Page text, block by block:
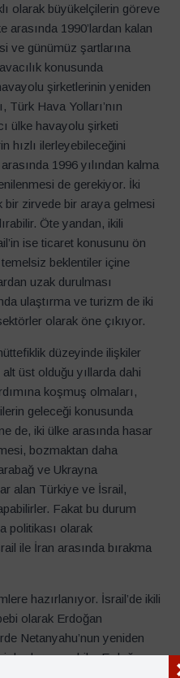
olarak büyükelçilerin göreve
arasında 1990’lardan kalan
ve günümüz şartlarına
konusunda
şirketlerinin yeniden
Türk Hava Yolları’nın
ülke havayolu şirketi
hızlı ilerleyebileceğini
1996 yılından kalma
de gerekiyor. İki
bir zirvede bir araya gelmesi
Öte yandan, ikili
ise ticaret konusunu ön
temelsiz beklentiler içine
uzak durulması
ulaştırma ve turizm de iki
olarak öne çıkıyor.
düzeyinde ilişkiler
üst olduğu yıllarda dahi
koşmuş olmaları,
geleceği konusunda
de, iki ülke arasında hasar
bozmaktan daha
ve Ukrayna
alan Türkiye ve İsrail,
Fakat bu durum
politikası olarak
ile İran arasında bırakma
hazırlanıyor. İsrail’de ikili
olarak Erdoğan
Netanyahu’nun yeniden
durdurmasa bile, Erdoğan